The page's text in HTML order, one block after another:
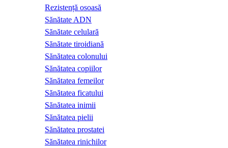
Rezistență osoasă
Sănătate ADN
Sănătate celulară
Sănătate tiroidiană
Sănătatea colonului
Sănătatea copiilor
Sănătatea femeilor
Sănătatea ficatului
Sănătatea inimii
Sănătatea pielii
Sănătatea prostatei
Sănătatea rinichilor